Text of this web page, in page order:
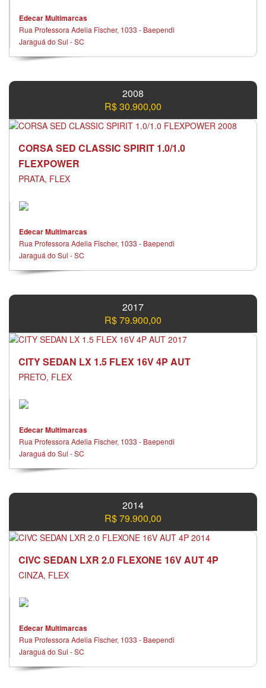
Edecar Multimarcas
Rua Professora Adelia Fischer, 1033 - Baependi
Jaraguá do Sul - SC
2008
R$ 30.900,00
CORSA SED CLASSIC SPIRIT 1.0/1.0
FLEXPOWER
PRATA, FLEX
Edecar Multimarcas
Rua Professora Adelia Fischer, 1033 - Baependi
Jaraguá do Sul - SC
2017
R$ 79.900,00
CITY SEDAN LX 1.5 FLEX 16V 4P AUT
PRETO, FLEX
Edecar Multimarcas
Rua Professora Adelia Fischer, 1033 - Baependi
Jaraguá do Sul - SC
2014
R$ 79.900,00
CIVC SEDAN LXR 2.0 FLEXONE 16V AUT 4P
CINZA, FLEX
Edecar Multimarcas
Rua Professora Adelia Fischer, 1033 - Baependi
Jaraguá do Sul - SC